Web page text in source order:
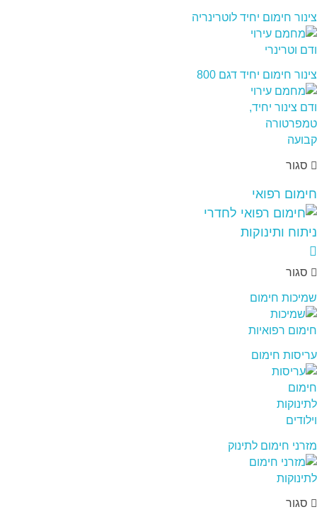
צינור חימום יחיד לוטרינריה
צינור חימום יחיד דגם 800
סגור
חימום רפואי
סגור
שמיכות חימום
עריסות חימום
מזרני חימום לתינוק
סגור